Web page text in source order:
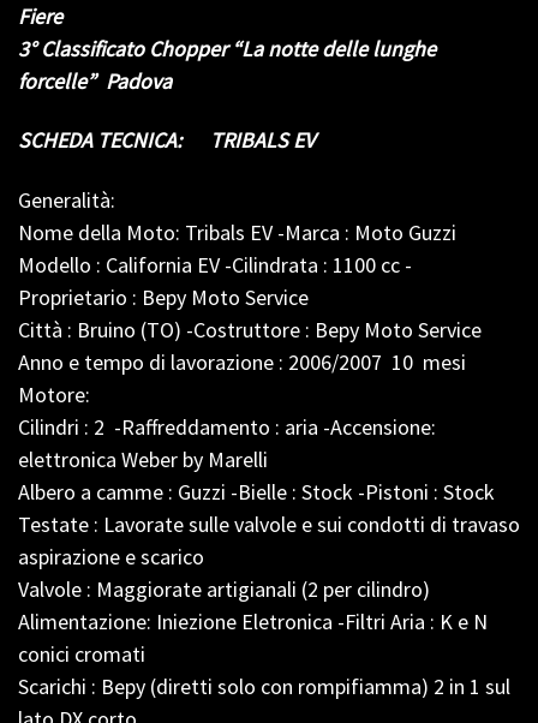
Fiere
3° Classificato Chopper “La notte delle lunghe
forcelle” Padova
SCHEDA TECNICA: TRIBALS EV
Generalità:
Nome della Moto: Tribals EV -Marca : Moto Guzzi
Modello : California EV -Cilindrata : 1100 cc -
Proprietario : Bepy Moto Service
Città : Bruino (TO) -Costruttore : Bepy Moto Service
Anno e tempo di lavorazione : 2006/2007 10 mesi
Motore:
Cilindri : 2 -Raffreddamento : aria -Accensione:
elettronica Weber by Marelli
Albero a camme : Guzzi -Bielle : Stock -Pistoni : Stock
Testate : Lavorate sulle valvole e sui condotti di travaso
aspirazione e scarico
Valvole : Maggiorate artigianali (2 per cilindro)
Alimentazione: Iniezione Eletronica -Filtri Aria : K e N
conici cromati
Scarichi : Bepy (diretti solo con rompifiamma) 2 in 1 sul